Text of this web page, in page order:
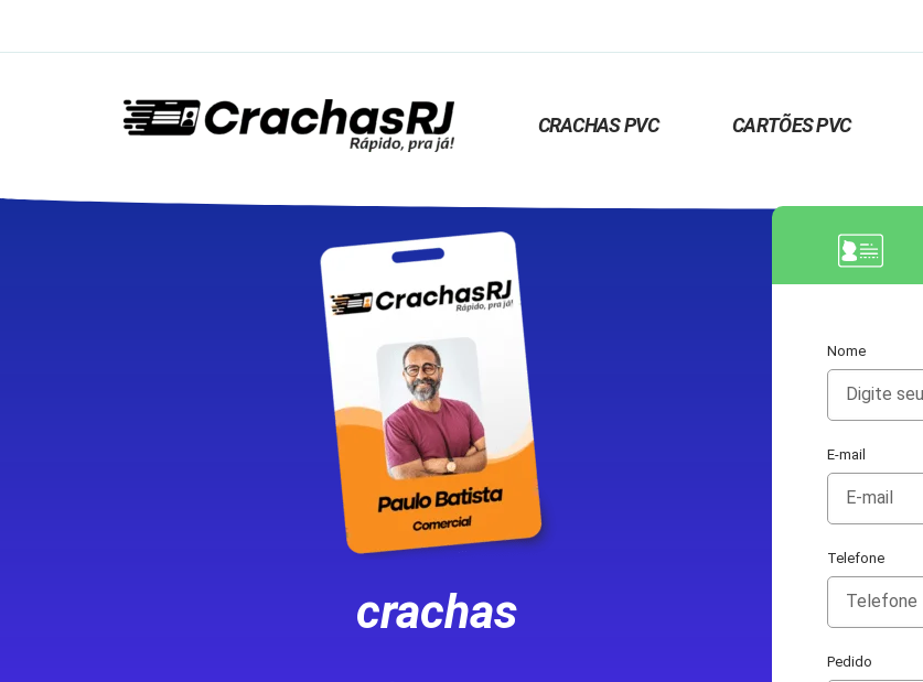
CRACHAS PVC CARTÕES PVC
crachas
Nome
E-mail
Telefone
Pedido